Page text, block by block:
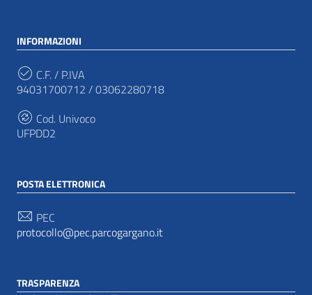
INFORMAZIONI
C.F. / P.IVA
94031700712 / 03062280718
Cod. Univoco
UFPDD2
POSTA ELETTRONICA
PEC
protocollo@pec.parcogargano.it
TRASPARENZA